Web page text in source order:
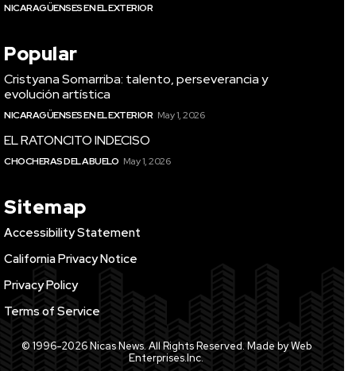
NICARAGÜENSES EN EL EXTERIOR
Popular
Cristyana Somarriba: talento, perseverancia y
evolución artística
NICARAGÜENSES EN EL EXTERIOR May 1, 2026
EL RATONCITO INDECISO
CHOCHERAS DEL ABUELO May 1, 2026
Sitemap
Accessibility Statement
California Privacy Notice
Privacy Policy
Terms of Service
© 1996-2026 Nicas News. All Rights Reserved. Made by Web
Enterprises.Inc.